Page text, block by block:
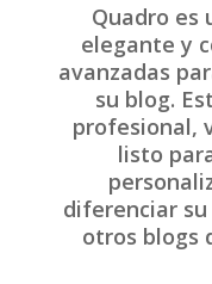
Quadro es
elegante y
avanzadas
su blog.
profesional,
listo
diferenciar
otros blogs